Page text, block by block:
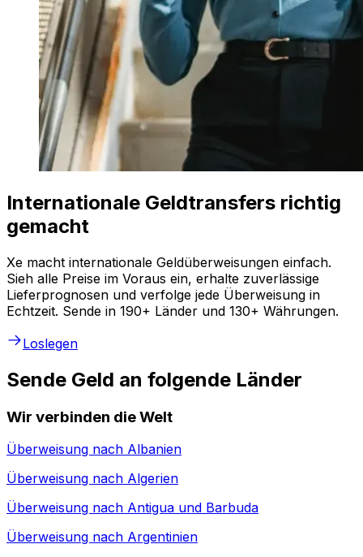
Internationale Geldtransfers richtig
gemacht
Xe macht internationale Geldüberweisungen einfach.
Sieh alle Preise im Voraus ein, erhalte zuverlässige
Lieferprognosen und verfolge jede Überweisung in
Echtzeit. Sende in 190+ Länder und 130+ Währungen.
Loslegen
Sende Geld an folgende Länder
Wir verbinden die Welt
Überweisung nach Albanien
Überweisung nach Algerien
Überweisung nach Antigua und Barbuda
Überweisung nach Argentinien